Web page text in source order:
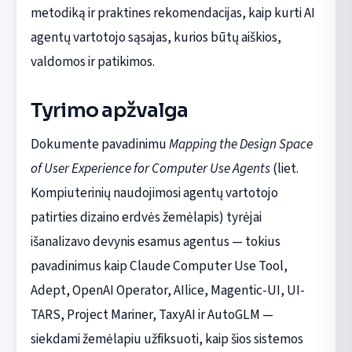
metodiką ir praktines rekomendacijas, kaip kurti AI
agentų vartotojo sąsajas, kurios būtų aiškios,
valdomos ir patikimos.
Tyrimo apžvalga
Dokumente pavadinimuMapping the Design Space
of User Experience for Computer Use Agents(liet.
Kompiuterinių naudojimosi agentų vartotojo
patirties dizaino erdvės žemėlapis) tyrėjai
išanalizavo devynis esamus agentus — tokius
pavadinimus kaip Claude Computer Use Tool,
Adept, OpenAI Operator, AIlice, Magentic-UI, UI-
TARS, Project Mariner, TaxyAI ir AutoGLM —
siekdami žemėlapiu užfiksuoti, kaip šios sistemos